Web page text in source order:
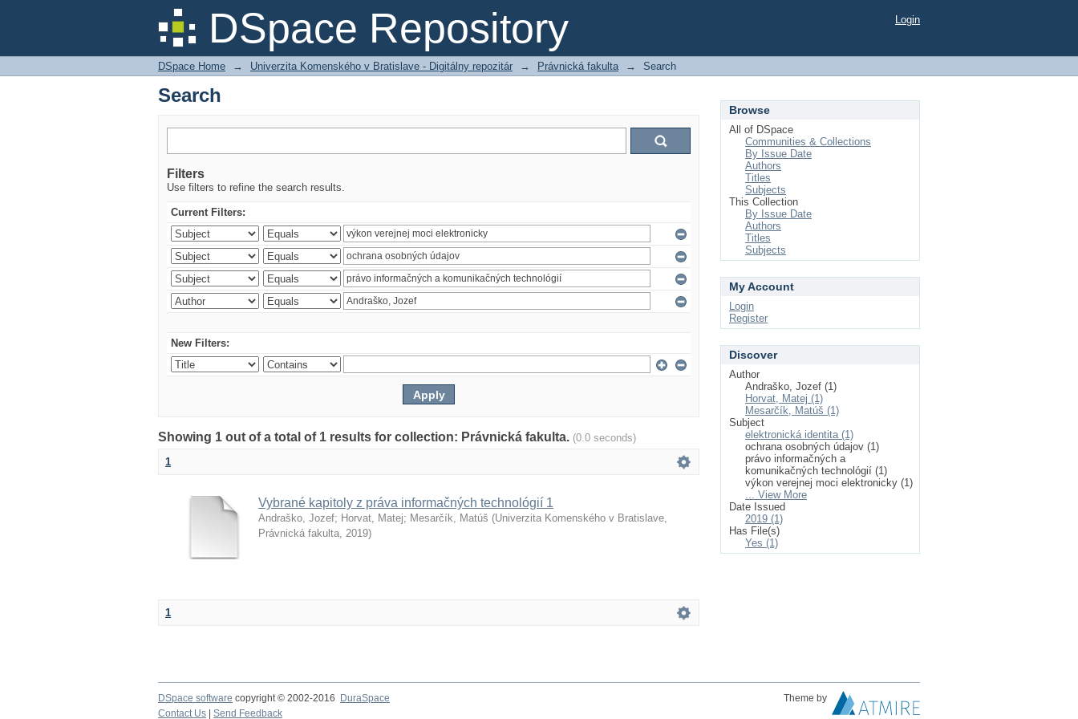
DSpace Repository
Search Login
DSpace Home → Univerzita Komenského v Bratislave - Digitálny repozitár → Právnická fakulta → Search
Search
Filters
Use filters to refine the search results.
Current Filters:
New Filters:
Showing 1 out of a total of 1 results for collection: Právnická fakulta. (0.0 seconds)
1
Vybrané kapitoly z práva informačných technológií 1
Andraško, Jozef; Horvat, Matej; Mesarčík, Matúš (Univerzita Komenského v Bratislave,
Právnická fakulta, 2019)
1
Browse
All of DSpace
Communities & Collections
By Issue Date
Authors
Titles
Subjects
This Collection
By Issue Date
Authors
Titles
Subjects
My Account
Login
Register
Discover
Author
Andraško, Jozef (1)
Horvat, Matej (1)
Mesarčík, Matúš (1)
Subject
elektronická identita (1)
ochrana osobných údajov (1)
právo informačných a
komunikačných technológií (1)
výkon verejnej moci elektronicky (1)
... View More
Date Issued
2019 (1)
Has File(s)
Yes (1)
DSpace software copyright © 2002-2016 DuraSpace
Theme by
Contact Us
Send Feedback